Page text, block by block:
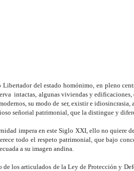
del estado homónimo, en pleno
intactas, algunas viviendas y
su modo de ser, existir e
señorial patrimonial, que la distingue y
impera en este Siglo XXI, ello no quiere
todo el respeto patrimonial, que bajo
a su imagen andina.
de los articulados de la Ley de Protección y